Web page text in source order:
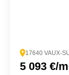
17640 VAUX-
5 093 €/